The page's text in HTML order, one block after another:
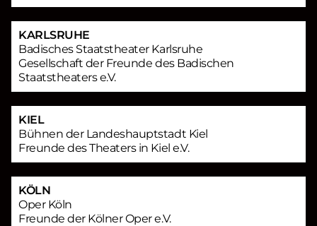
KARLSRUHE
Badisches Staatstheater Karlsruhe
Gesellschaft der Freunde des Badischen
Staatstheaters e.V.
KIEL
Bühnen der Landeshauptstadt Kiel
Freunde des Theaters in Kiel e.V.
KÖLN
Oper Köln
Freunde der Kölner Oper e.V.